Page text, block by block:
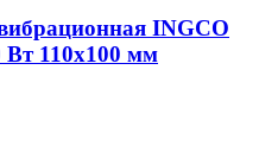
INGCO
110х100 мм